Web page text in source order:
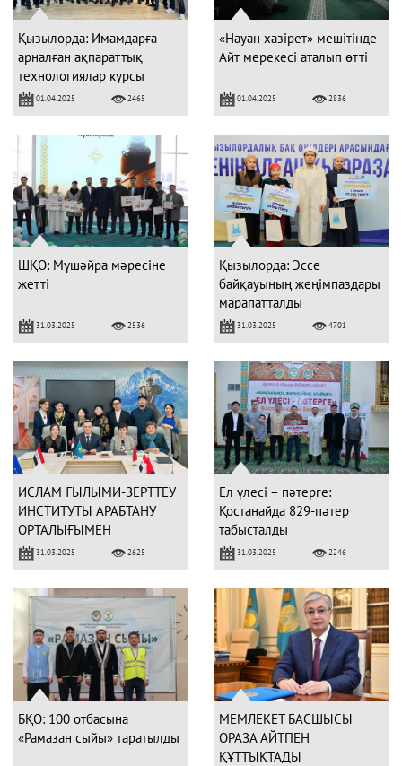
Қызылорда: Имамдарға
арналған ақпараттық
технологиялар курсы
басталды
01.04.2025 2465
«Науан хазірет» мешітінде
Айт мерекесі аталып өтті
01.04.2025 2836
ШҚО: Мүшәйра мәресіне
жетті
31.03.2025 2536
Қызылорда: Эссе
байқауының жеңімпаздары
марапатталды
31.03.2025 4701
ИСЛАМ ҒЫЛЫМИ-ЗЕРТТЕУ
ИНСТИТУТЫ АРАБТАНУ
ОРТАЛЫҒЫМЕН
МЕМОРАНДУМҒА ҚОЛ
ҚОЙЫЛДЫ
31.03.2025 2625
Ел үлесі – пәтерге:
Қостанайда 829-пәтер
табысталды
31.03.2025 2246
БҚО: 100 отбасына
«Рамазан сыйы» таратылды
МЕМЛЕКЕТ БАСШЫСЫ
ОРАЗА АЙТПЕН
ҚҰТТЫҚТАДЫ